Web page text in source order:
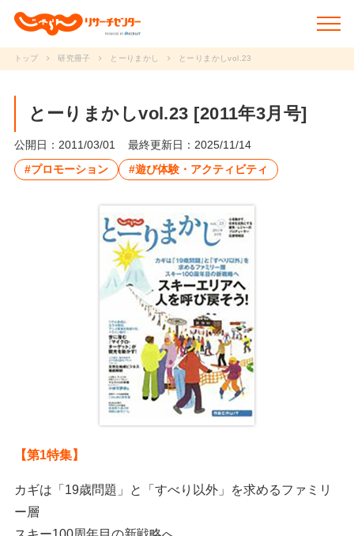
調査データ
研究事例
メルマガ登録・登録内容変更
トップ 研究冊子 とーりまかし とーりまかしvol.23
とーりまかしvol.23 [2011年3月号]
公開日：2011/03/01
最終更新日：2025/11/14
#プロモーション
#遊び体験・アクティビティ
【第1特集】
カギは「19歳問題」と「すべり以外」を求めるファミリ
ー層